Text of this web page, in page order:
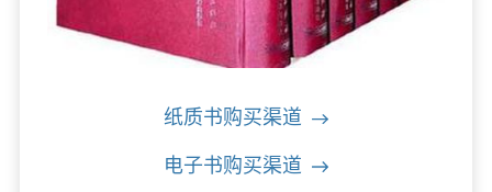
纸质书购买渠道
电子书购买渠道